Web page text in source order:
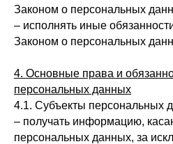
Законом о персональных
– исполнять иные
Законом о персональных
4. Основные права и
персональных данных
4.1. Субъекты персональных
– получать информацию,
персональных данных, за